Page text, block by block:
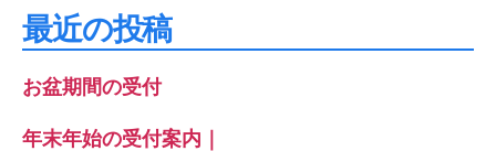
象:
最近の投稿
お盆期間の受付
年末年始の受付案内｜